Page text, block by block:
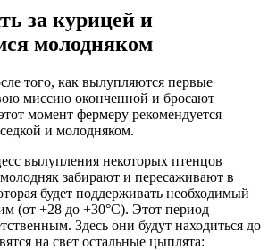
за курицей и
молодняком
того, как вылупляются первые
миссию оконченной и бросают
момент фермеру рекомендуется
и молодняком.
вылупления некоторых птенцов
молодняк забирают и пересаживают в
будет поддерживать необходимый
(от +28 до +30°С). Этот период
Здесь они будут находиться до
на свет остальные цыплята: